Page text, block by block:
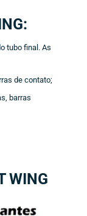
tubo final. As
de contato;
barras
WING